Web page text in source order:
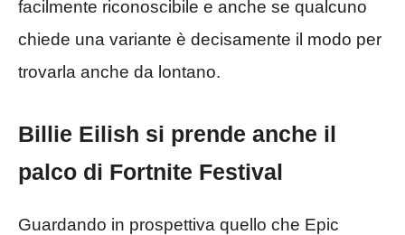
facilmente riconoscibile e anche se qualcuno
chiede una variante è decisamente il modo per
trovarla anche da lontano.
Billie Eilish si prende anche il
palco di Fortnite Festival
Guardando in prospettiva quello che Epic